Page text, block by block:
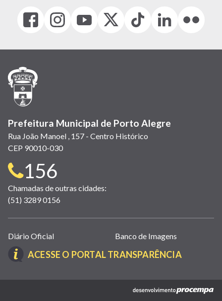
Facebook
(link
em
janela)
Instagram
(link
em
(link
em
(Antigo
(link
Tiktok
(link
em
LinkedIn
(link
em
(link
em
Prefeitura Municipal de Porto Alegre
Rua João Manoel , 157 - Centro Histórico
CEP 90010-030
Telefone
para
contato:
156
Chamadas de outras cidades:
(51) 3289 0156
Links
úteis
(abrem
nova
Diário Oficial Banco de Imagens
ACESSE O PORTAL TRANSPARÊNCIA(LINK
EM
NOVA